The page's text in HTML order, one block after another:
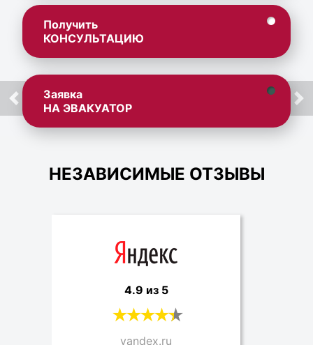
Получить
КОНСУЛЬТАЦИЮ
Заявка
НА ЭВАКУАТОР
НЕЗАВИСИМЫЕ ОТЗЫВЫ
4.9 из 5
yandex.ru